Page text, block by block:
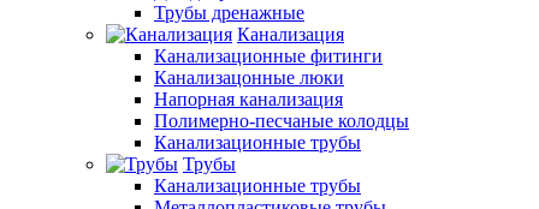
Трубы дренажные
Канализация
Канализационные фитинги
Канализацонные люки
Напорная канализация
Полимерно-песчаные колодцы
Канализационные трубы
Трубы
Канализационные трубы